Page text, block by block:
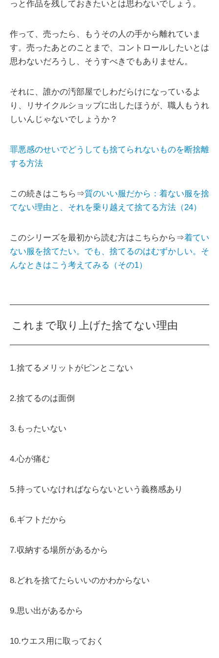
っと作品を残しておきたいとは思わないでしょう。
作って、売ったら、もうその人の手から離れていま
す。売ったあとのことまで、コントロールしたいとは
思わないだろうし、そうすべきでもありません。
それに、誰かの汚部屋でしわだらけになっているよ
り、リサイクルショップに出したほうが、職人もうれ
しいんじゃないでしょうか？
罪悪感のせいでどうしても捨てられないものを断捨離
する方法
この続きはこちら⇒質のいい服だから：着ない服を捨
てない理由と、それを乗り越えて捨てる方法（24）
このシリーズを最初から読む方はこちらから⇒着てい
ない服を捨てたい。でも、捨てるのはむずかしい。そ
んなときはこう考えてみる（その1）
これまで取り上げた捨てない理由
1.捨てるメリットがピンとこない
2.捨てるのは面倒
3.もったいない
4.心が痛む
5.持っていなければならないという義務感あり
6.ギフトだから
7.収納する場所があるから
8.どれを捨てたらいいのかわからない
9.思い出があるから
10.ウエス用に取っておく